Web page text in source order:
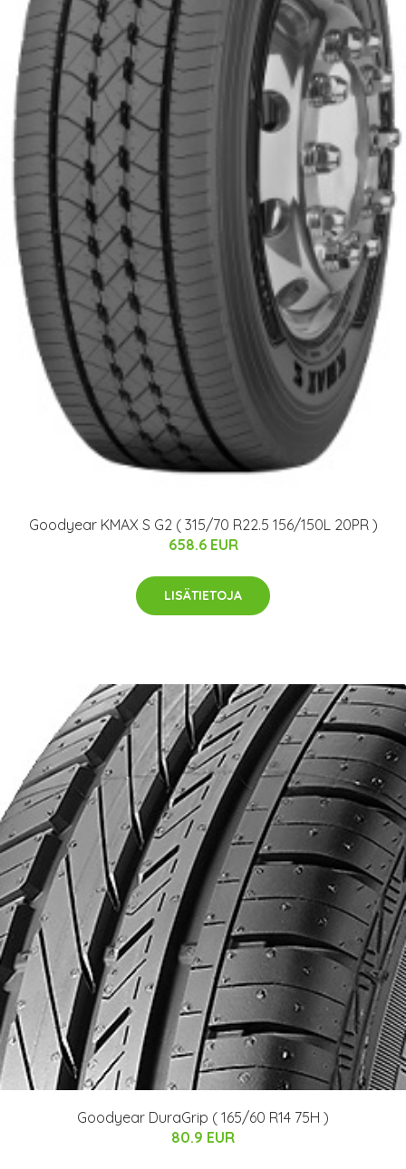
Goodyear KMAX S G2 ( 315/70 R22.5 156/150L 20PR )
658.6 EUR
LISÄTIETOJA
Goodyear DuraGrip ( 165/60 R14 75H )
80.9 EUR